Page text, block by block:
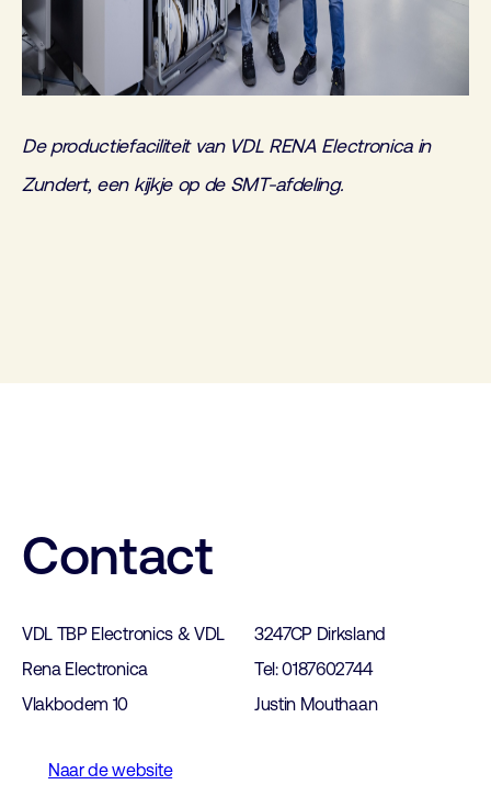
De productiefaciliteit van VDL RENA Electronica in
Zundert, een kijkje op de SMT-afdeling.
Contact
VDL TBP Electronics & VDL
Rena Electronica
Vlakbodem 10
3247CP Dirksland
Tel: 0187602744
Justin Mouthaan
Naar de website